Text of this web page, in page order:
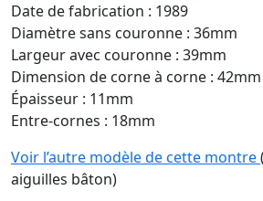
Date de fabrication : 1989
Diamètre sans couronne : 36mm
Largeur avec couronne : 39mm
Dimension de corne à corne : 42mm
Épaisseur : 11mm
Entre-cornes : 18mm
Voir l’autre modèle de cette montre
aiguilles bâton)